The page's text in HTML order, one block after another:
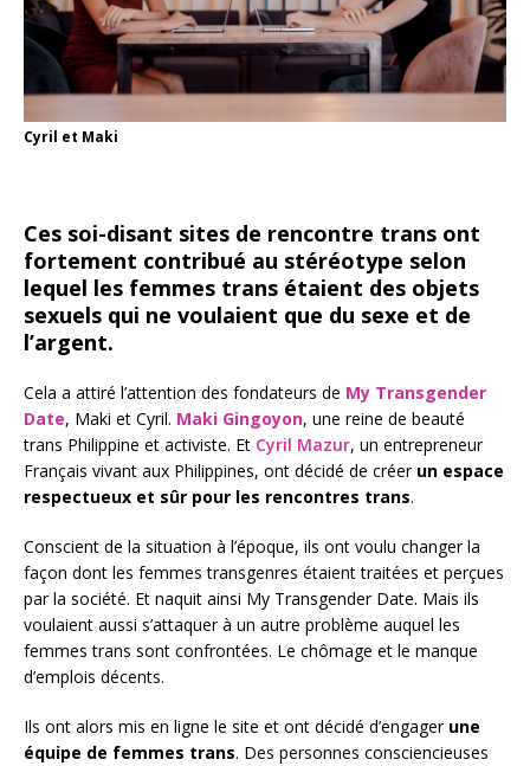
Cyril et Maki
Ces soi-disant sites de rencontre trans ont
fortement contribué au stéréotype selon
lequel les femmes trans étaient des objets
sexuels qui ne voulaient que du sexe et de
l’argent.
Cela a attiré l’attention des fondateurs de My Transgender
Date, Maki et Cyril. Maki Gingoyon, une reine de beauté
trans Philippine et activiste. Et Cyril Mazur, un entrepreneur
Français vivant aux Philippines, ont décidé de créer un espace
respectueux et sûr pour les rencontres trans.
Conscient de la situation à l’époque, ils ont voulu changer la
façon dont les femmes transgenres étaient traitées et perçues
par la société. Et naquit ainsi My Transgender Date. Mais ils
voulaient aussi s’attaquer à un autre problème auquel les
femmes trans sont confrontées. Le chômage et le manque
d’emplois décents.
Ils ont alors mis en ligne le site et ont décidé d’engager une
équipe de femmes trans. Des personnes consciencieuses